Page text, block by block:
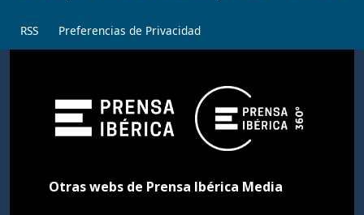
RSS Preferencias de Privacidad
Otras webs de Prensa Ibérica Media